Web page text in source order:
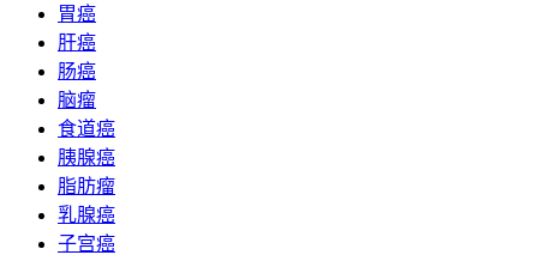
胃癌
肝癌
肠癌
脑瘤
食道癌
胰腺癌
脂肪瘤
乳腺癌
子宫癌